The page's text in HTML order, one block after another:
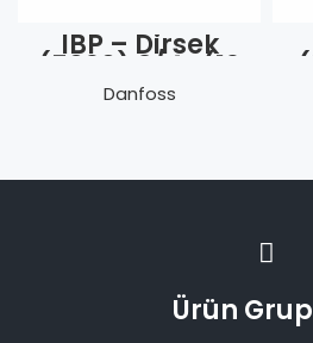
IBP – Dirsek
(5090) 3/4″ (19
mm)
Danfoss
Ürün